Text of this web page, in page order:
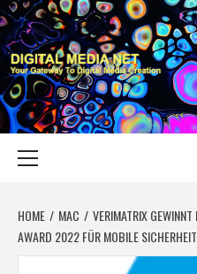
Skip
to
content
YOUR GATEWAY TO DIGITAL MEDIA
HOME MAC
VERIMATRIX
AWARD 2022 FÜR MOBILE SICHERHEIT